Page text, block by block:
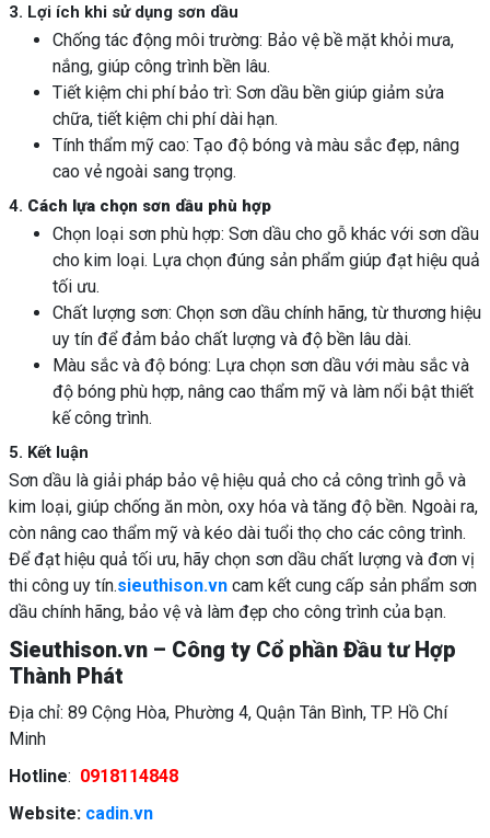
3. Lợi ích khi sử dụng sơn dầu
Chống tác động môi trường: Bảo vệ bề mặt khỏi mưa,
nắng, giúp công trình bền lâu.
Tiết kiệm chi phí bảo trì: Sơn dầu bền giúp giảm sửa
chữa, tiết kiệm chi phí dài hạn.
Tính thẩm mỹ cao: Tạo độ bóng và màu sắc đẹp, nâng
cao vẻ ngoài sang trọng.
4. Cách lựa chọn sơn dầu phù hợp
Chọn loại sơn phù hợp: Sơn dầu cho gỗ khác với sơn dầu
cho kim loại. Lựa chọn đúng sản phẩm giúp đạt hiệu quả
tối ưu.
Chất lượng sơn: Chọn sơn dầu chính hãng, từ thương hiệu
uy tín để đảm bảo chất lượng và độ bền lâu dài.
Màu sắc và độ bóng: Lựa chọn sơn dầu với màu sắc và
độ bóng phù hợp, nâng cao thẩm mỹ và làm nổi bật thiết
kế công trình.
5. Kết luận
Sơn dầu là giải pháp bảo vệ hiệu quả cho cả công trình gỗ và
kim loại, giúp chống ăn mòn, oxy hóa và tăng độ bền. Ngoài ra,
còn nâng cao thẩm mỹ và kéo dài tuổi thọ cho các công trình.
Để đạt hiệu quả tối ưu, hãy chọn sơn dầu chất lượng và đơn vị
thi công uy tín.sieuthison.vn cam kết cung cấp sản phẩm sơn
dầu chính hãng, bảo vệ và làm đẹp cho công trình của bạn.
Sieuthison.vn – Công ty Cổ phần Đầu tư Hợp
Thành Phát
Địa chỉ: 89 Cộng Hòa, Phường 4, Quận Tân Bình, TP. Hồ Chí
Minh
Hotline: 0918114848
Website: cadin.vn